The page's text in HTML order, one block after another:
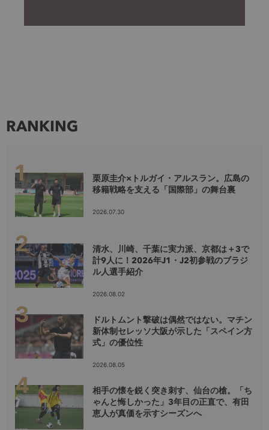
RANKING
栗原圭介×トルガイ・アルスラン。広島の
移籍戦略を支える「国際部」の舞台裏
2026.07.30
清水、川崎、千葉に実力派、京都は＋3で
計9人に！2026年J1・J2初参戦のブラジ
ル人選手紹介
2026.08.02
ドルトムント撃破は偶然ではない。マチン
新体制セレッソ大阪が示した「スペイン方
式」の優位性
2026.08.05
相手の懐を鋭く突き刺す、仙台の槍。「ち
ゃんと悔しかった」3年目の正直で、有田
恵人が真価を示すシーズンへ